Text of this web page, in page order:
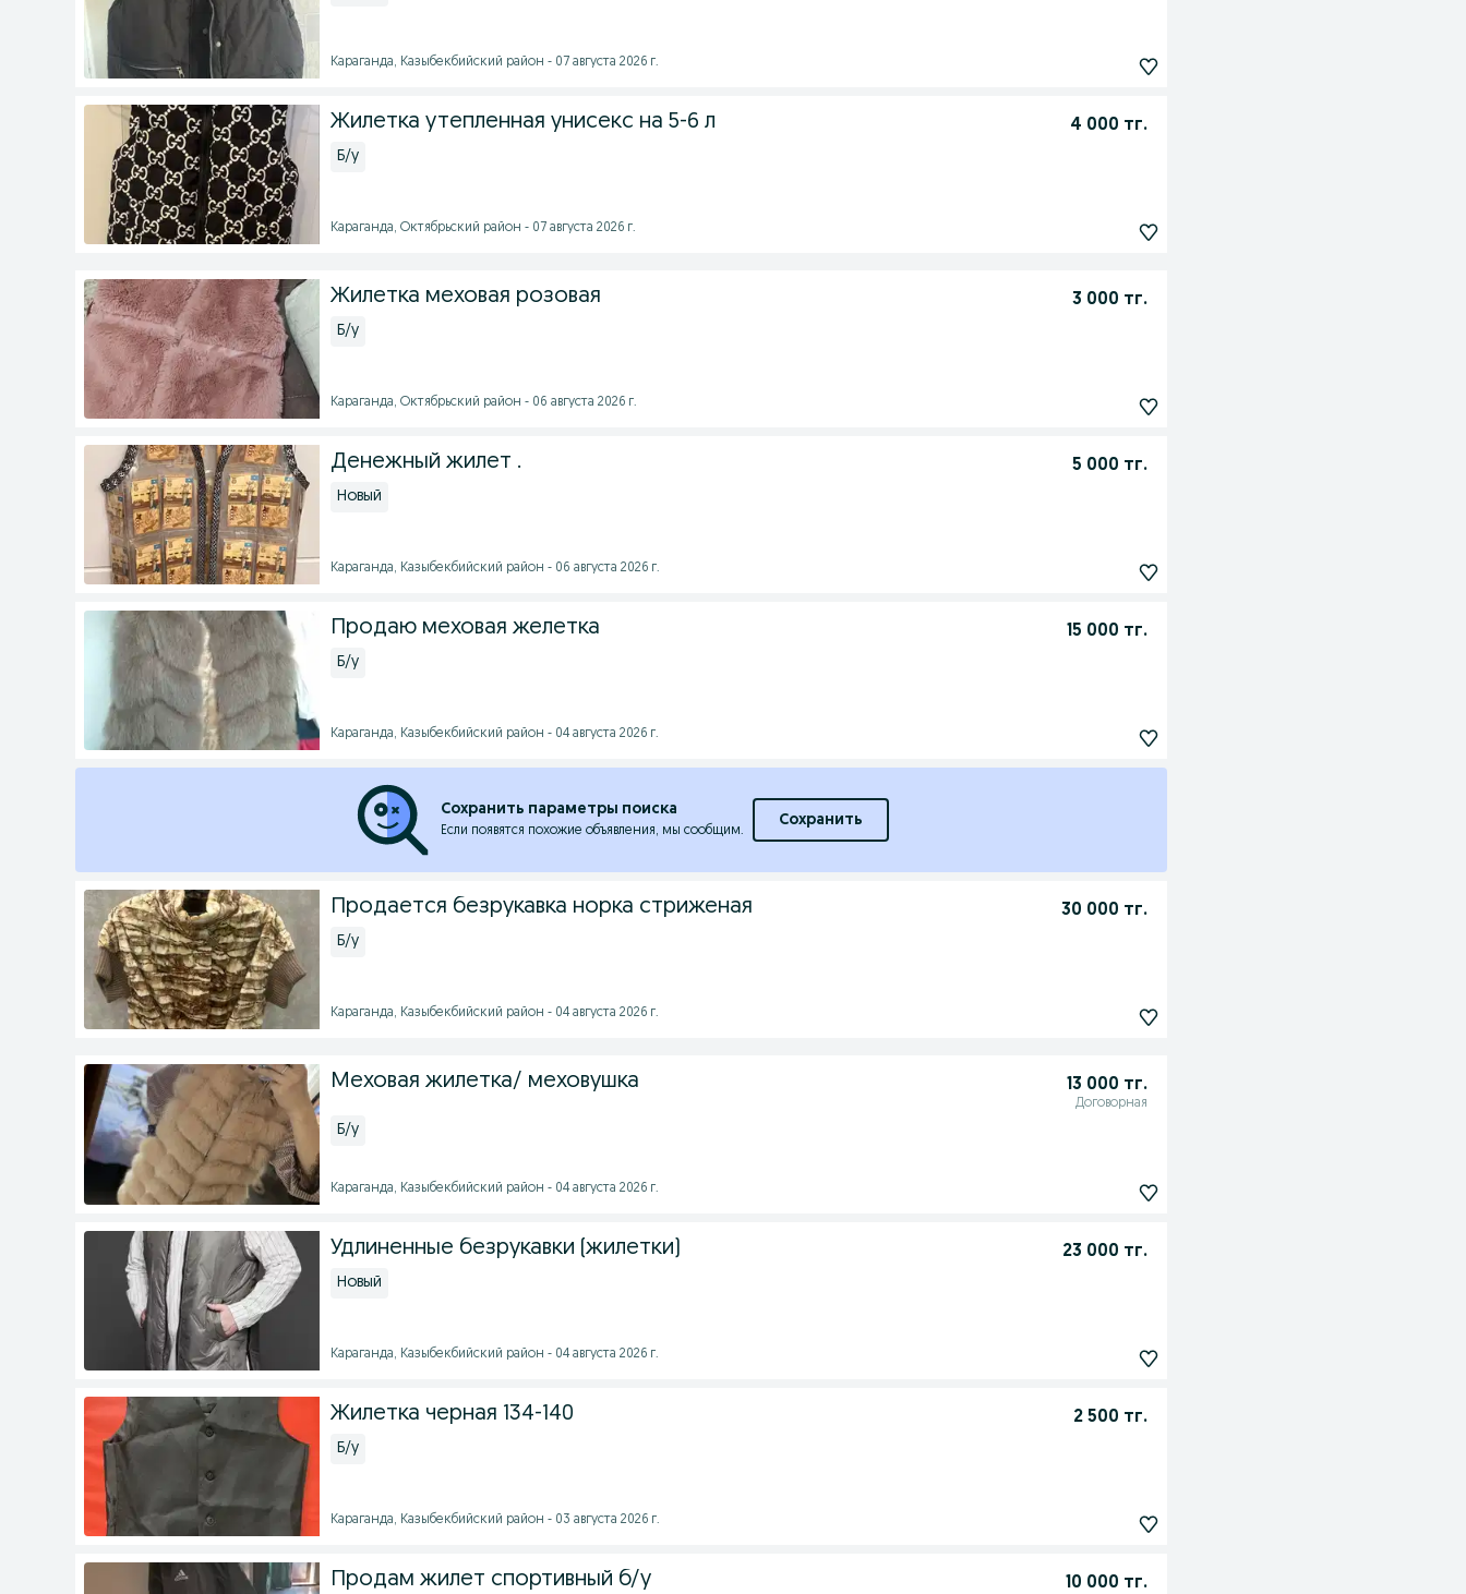
Караганда, Казыбекбийский район - 07 августа 2026 г.
Жилетка утепленная унисекс на 5-6 л 4 000 тг.
Б/у
Караганда, Октябрьский район - 07 августа 2026 г.
Жилетка меховая розовая 3 000 тг.
Б/у
Караганда, Октябрьский район - 06 августа 2026 г.
Денежный жилет . 5 000 тг.
Новый
Караганда, Казыбекбийский район - 06 августа 2026 г.
Продаю меховая желетка 15 000 тг.
Б/у
Караганда, Казыбекбийский район - 04 августа 2026 г.
Сохранить параметры поиска
Если появятся похожие объявления, мы сообщим.
Сохранить
Продается безрукавка норка стриженая 30 000 тг.
Б/у
Караганда, Казыбекбийский район - 04 августа 2026 г.
Меховая жилетка/ меховушка 13 000 тг.
Договорная
Б/у
Караганда, Казыбекбийский район - 04 августа 2026 г.
Удлиненные безрукавки (жилетки) 23 000 тг.
Новый
Караганда, Казыбекбийский район - 04 августа 2026 г.
Жилетка черная 134-140 2 500 тг.
Б/у
Караганда, Казыбекбийский район - 03 августа 2026 г.
Продам жилет спортивный б/у 10 000 тг.